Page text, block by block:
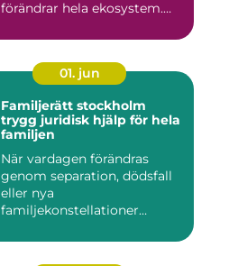
förändrar hela ekosystem.
01. jun
Familjerätt stockholm
trygg juridisk hjälp för hela
familjen
När vardagen förändras
genom separation, dödsfall
eller nya
familjekonstellationer